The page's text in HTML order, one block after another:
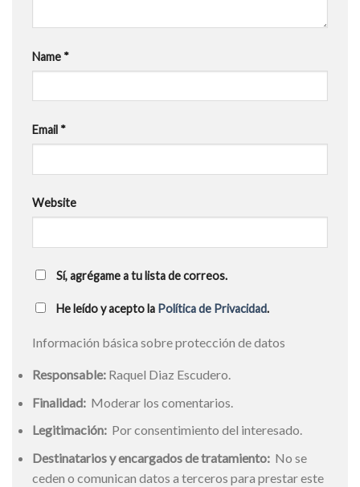
Name *
Email *
Website
Sí, agrégame a tu lista de correos.
He leído y acepto la Política de Privacidad.
Información básica sobre protección de datos
Responsable: Raquel Diaz Escudero.
Finalidad: Moderar los comentarios.
Legitimación: Por consentimiento del interesado.
Destinatarios y encargados de tratamiento: No se
ceden o comunican datos a terceros para prestar este